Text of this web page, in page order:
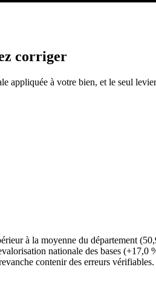
corriger
à votre bien, et le seul
à la moyenne du département
nationale des bases
contenir des erreurs vérifiables.